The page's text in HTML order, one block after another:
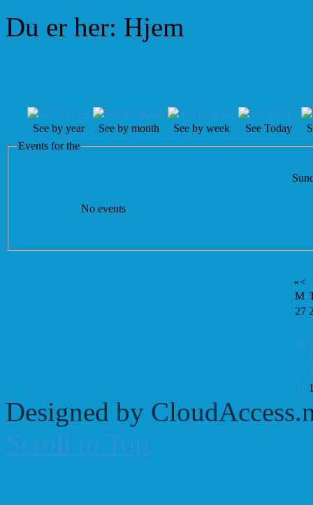
Du er her: Hjem
See by year See by month See by week See Today
Events for the
No events
«<
M
27
3
10
17
24
31
Designed by
Scroll to Top